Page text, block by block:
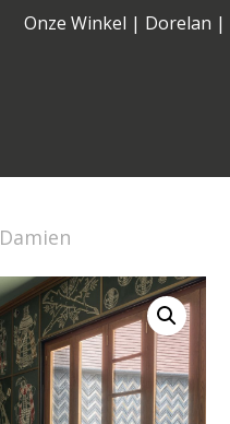
Onze Winkel | Dorelan |
Damien